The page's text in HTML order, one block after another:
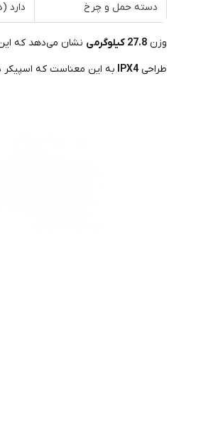
دسته حمل و چرخ دارد
وزن 27.8 کیلوگرمی
نشان می‌دهد که
طراحی IPX4 به این معناست که اسپیکر